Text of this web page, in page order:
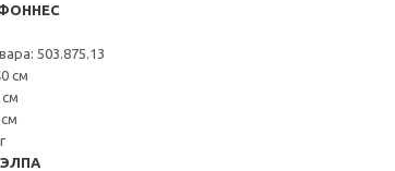
ФОННЕС
503.875.13
см